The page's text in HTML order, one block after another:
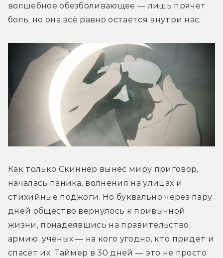
волшебное обезболивающее — лишь прячет
боль, но она всё равно остается внутри нас.
Как только Скиннер вынес миру приговор,
началась паника, волнения на улицах и
стихийные поджоги. Но буквально через пару
дней общество вернулось к привычной
жизни, понадеявшись на правительство,
армию, учёных — на кого угодно, кто придёт и
спасёт их. Таймер в 30 дней — это не просто